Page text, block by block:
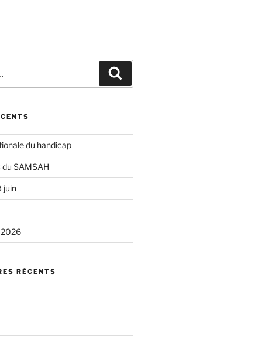
du handicap
SAMSAH
juin
2026
RÉCENTS